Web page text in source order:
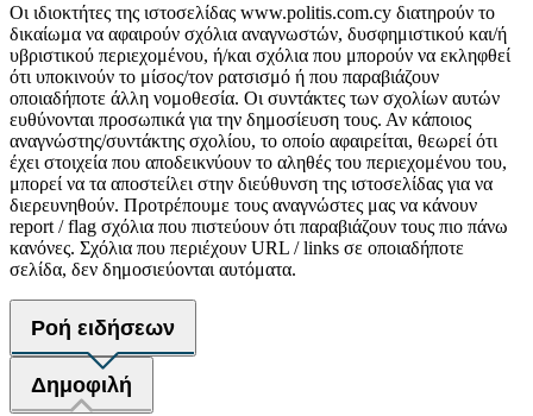
Οι ιδιοκτήτες της ιστοσελίδας www.politis.com.cy διατηρούν το
δικαίωμα να αφαιρούν σχόλια αναγνωστών, δυσφημιστικού και/ή
υβριστικού περιεχομένου, ή/και σχόλια που μπορούν να εκληφθεί
ότι υποκινούν το μίσος/τον ρατσισμό ή που παραβιάζουν
οποιαδήποτε άλλη νομοθεσία. Οι συντάκτες των σχολίων αυτών
ευθύνονται προσωπικά για την δημοσίευση τους. Αν κάποιος
αναγνώστης/συντάκτης σχολίου, το οποίο αφαιρείται, θεωρεί ότι
έχει στοιχεία που αποδεικνύουν το αληθές του περιεχομένου του,
μπορεί να τα αποστείλει στην διεύθυνση της ιστοσελίδας για να
διερευνηθούν. Προτρέπουμε τους αναγνώστες μας να κάνουν
report / flag σχόλια που πιστεύουν ότι παραβιάζουν τους πιο πάνω
κανόνες. Σχόλια που περιέχουν URL / links σε οποιαδήποτε
σελίδα, δεν δημοσιεύονται αυτόματα.
Ροή ειδήσεων
Δημοφιλή